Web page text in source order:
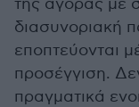
της αγοράς με
διασυνοριακή
εποπτεύονται
προσέγγιση.
πραγματικά